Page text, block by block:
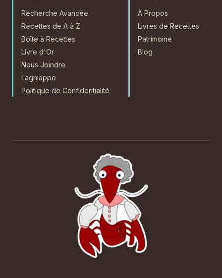
Recherche Avancée
Recettes de A à Z
Boîte à Recettes
Livre d'Or
Nous Joindre
Lagniappe
Politique de Confidentialité
À Propos
Livres de Recettes
Patrimoine
Blog